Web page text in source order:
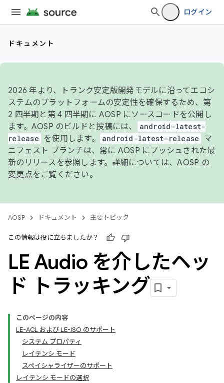
ログイン
ドキュメント
2026 年より、トランク安定版開発モデルに沿ってエコシ
ステムのプラットフォームの安定性を確保するため、第
2 四半期と第 4 四半期に AOSP にソースコードを公開し
ます。AOSP のビルドと投稿には、
android-latest-
release
を使用します。 android-latest-release
マ
ニフェスト ブランチは、常に AOSP にプッシュされた最
新のリリースを参照します。詳細については、AOSP の
変更点をご覧ください。
AOSP ドキュメント 主要トピック
この情報は役に立ちましたか？
LE Audio を介したヘッ
ド トラッキング
このページの内容
LE-ACL および LE-ISO のサポート
システム プロパティ
レイテンシ モード
スペイシャライザーのサポート
レイテンシ モードの選択